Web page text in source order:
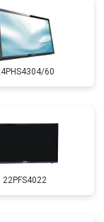
60
22PFS4022